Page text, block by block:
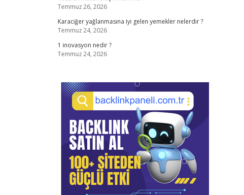
Temmuz 26, 2026
Karaciğer yağlanmasına iyi gelen yemekler nelerdir ?
Temmuz 24, 2026
1 inovasyon nedir ?
Temmuz 24, 2026